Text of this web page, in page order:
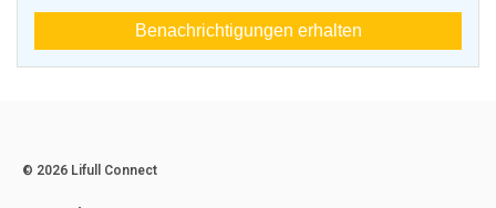
Benachrichtigungen erhalten
© 2026 Lifull Connect